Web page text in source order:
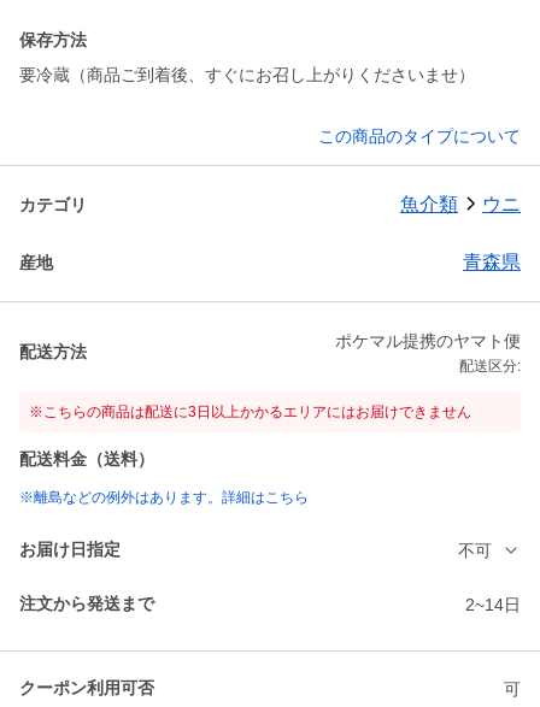
保存方法
要冷蔵（商品ご到着後、すぐにお召し上がりくださいませ）
この商品のタイプについて
カテゴリ 魚介類 ウニ
産地 青森県
配送方法
ポケマル提携のヤマト便
配送区分:
※こちらの商品は配送に3日以上かかるエリアにはお届けできません
配送料金（送料）
※離島などの例外はあります。詳細はこちら
お届け日指定 不可
注文から発送まで 2~14日
クーポン利用可否 可